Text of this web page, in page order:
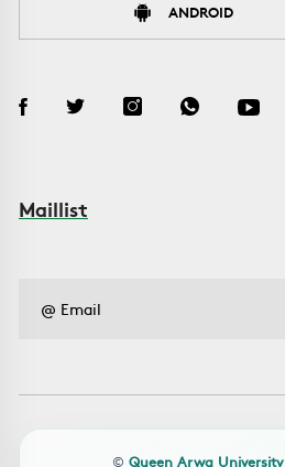
ANDROID
Maillist
© Queen Arwa University